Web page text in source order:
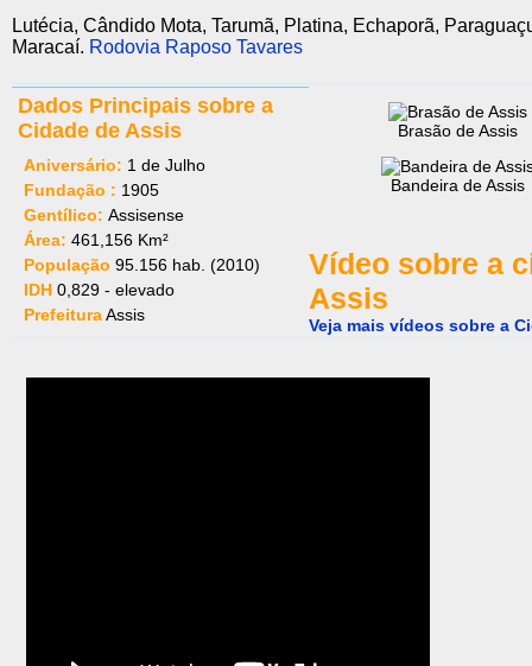
Lutécia, Cândido Mota, Tarumã, Platina, Echaporã,
Maracaí. Rodovia Raposo Tavares
Dados Principais sobre a
Cidade de Assis
Aniversário: 1 de Julho
Fundação : 1905
Gentílico: Assisense
Área: 461,156 Km²
População 95.156 hab. (2010)
IDH 0,829 - elevado
PrefeituraAssis
Brasão de Assis
Bandeira de Assis
Vídeo sobre a
Assis
Veja mais vídeos sobre a